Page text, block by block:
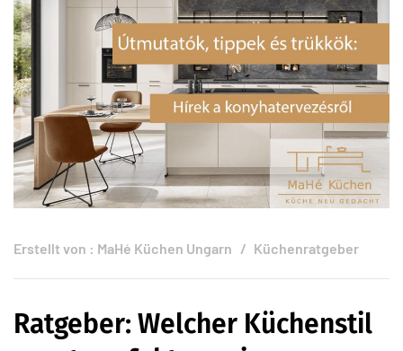
Erstellt von : MaHé Küchen Ungarn Küchenratgeber
Ratgeber: Welcher Küchenstil